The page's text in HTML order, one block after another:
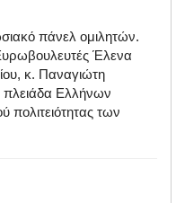
πάνελ ομιλητών.
Έλενα
κ. Παναγιώτη
Ελλήνων
των